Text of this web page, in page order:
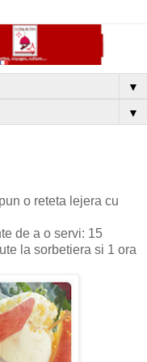
▼
▼
o reteta lejera cu
de a o servi: 15
la sorbetiera si 1 ora